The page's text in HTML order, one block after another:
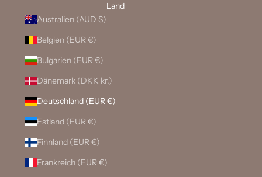
Land
Australien (AUD $)
Belgien (EUR €)
Bulgarien (EUR €)
Dänemark (DKK kr.)
Deutschland (EUR €)
Estland (EUR €)
Finnland (EUR €)
Frankreich (EUR €)